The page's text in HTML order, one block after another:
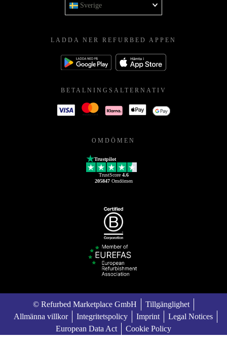
Sverige
LADDA NER REFURBED APPEN
BETALNINGSALTERNATIV
OMDÖMEN
Trustpilot
TrustScore 4.6
205847Omdömen
© Refurbed Marketplace GmbH
Tillgänglighet
Allmänna villkor
Integritetspolicy Imprint
Legal Notices
European Data Act
Cookie Policy